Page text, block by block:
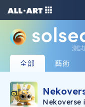
測試
全部 藝術
Nekoverse